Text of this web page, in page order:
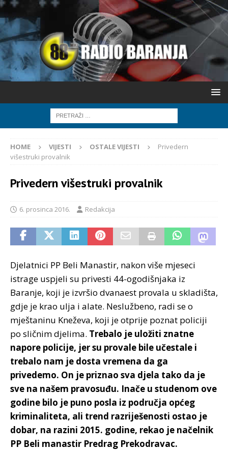
HOME VIJESTI OSTALE VIJESTI
Privedern
višestruki provalnik
Privedern višestruki provalnik
6. prosinca 2016. Redakcija
Djelatnici PP Beli Manastir, nakon više mjeseci
istrage uspjeli su privesti 44-ogodišnjaka iz
Baranje, koji je izvršio dvanaest provala u skladišta,
gdje je krao ulja i alate. Neslužbeno, radi se o
mještaninu Kneževa, koji je otprije poznat policiji
po sličnim djelima. Trebalo je uložiti znatne
napore policije, jer su provale bile učestale i
trebalo nam je dosta vremena da ga
privedemo. On je priznao sva djela tako da je
sve na našem pravosuđu. Inače u studenom ove
godine bilo je puno posla iz područja općeg
kriminaliteta, ali trend razriješenosti ostao je
dobar, na razini 2015. godine, rekao je načelnik
PP Beli manastir Predrag Prekodravac.